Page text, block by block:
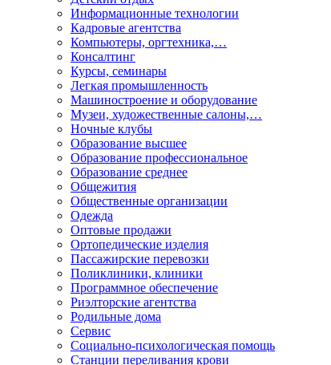
Информационные технологии
Кадровые агентства
Компьютеры, оргтехника,…
Консалтинг
Курсы, семинары
Легкая промышленность
Машиностроение и оборудование
Музеи, художественные салоны,…
Ночные клубы
Образование высшее
Образование профессиональное
Образование среднее
Общежития
Общественные организации
Одежда
Оптовые продажи
Ортопедические изделия
Пассажирские перевозки
Поликлиники, клиники
Программное обеспечение
Риэлторские агентства
Родильные дома
Сервис
Социально-психологическая помощь
Станции переливания крови